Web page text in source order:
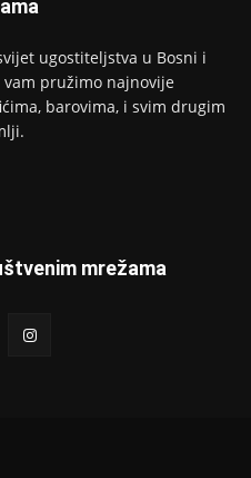
ugostiteljstva u Bosni i
vam pružimo najnovije
barovima, i svim drugim
mrežama